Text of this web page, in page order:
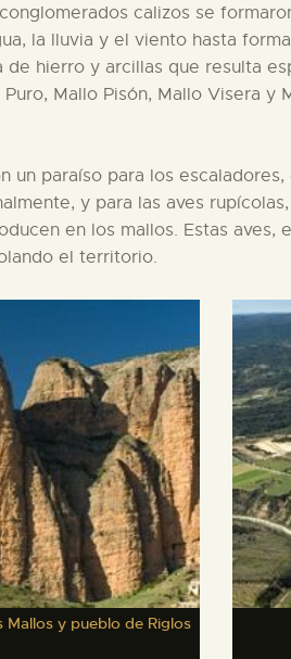
calizos se
la lluvia y el viento hasta
hierro y arcillas que resulta
Mallo Pisón, Mallo Visera y
un paraíso para los
y para las aves
en los mallos. Estas aves,
el territorio.
y pueblo de Riglos